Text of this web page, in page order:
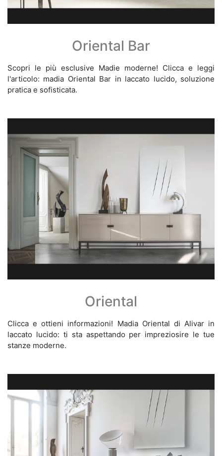
Oriental Bar
Scopri le più esclusive Madie moderne! Clicca e leggi
l'articolo: madia Oriental Bar in laccato lucido, soluzione
pratica e sofisticata.
Oriental
Clicca e ottieni informazioni! Madia Oriental di Alivar in
laccato lucido: ti sta aspettando per impreziosire le tue
stanze moderne.